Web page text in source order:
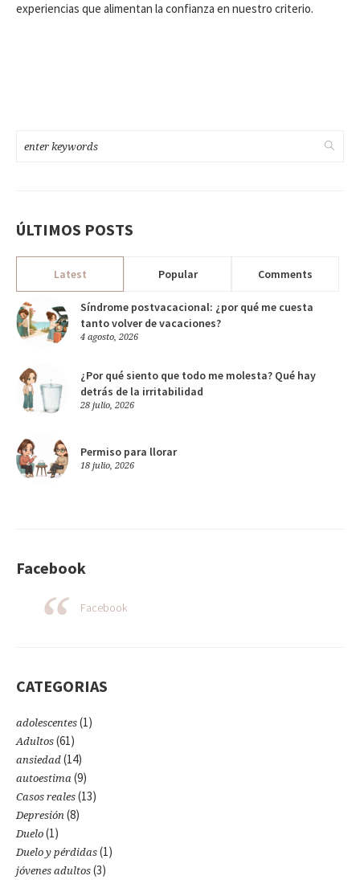
experiencias que alimentan la confianza en nuestro criterio.
ÚLTIMOS POSTS
Latest Popular Comments
Síndrome postvacacional: ¿por qué me cuesta
tanto volver de vacaciones?
4 agosto, 2026
¿Por qué siento que todo me molesta? Qué hay
detrás de la irritabilidad
28 julio, 2026
Permiso para llorar
18 julio, 2026
Facebook
Facebook
CATEGORIAS
adolescentes (1)
Adultos (61)
ansiedad (14)
autoestima (9)
Casos reales (13)
Depresión (8)
Duelo (1)
Duelo y pérdidas (1)
jóvenes adultos (3)